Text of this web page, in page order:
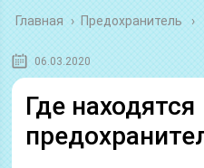
Главная › Предохранитель
06.03.2020
Где находятся